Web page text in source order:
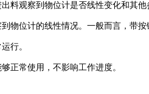
料观察到物位计是否线性变化和其他
物位计的线性情况。一般而言，带
行。
正常使用，不影响工作进度。